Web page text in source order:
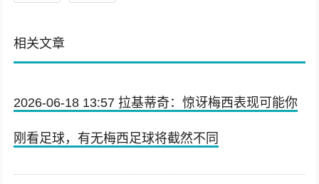
相关文章
2026-06-18 13:57 拉基蒂奇：惊讶梅西表现可能你
刚看足球，有无梅西足球将截然不同